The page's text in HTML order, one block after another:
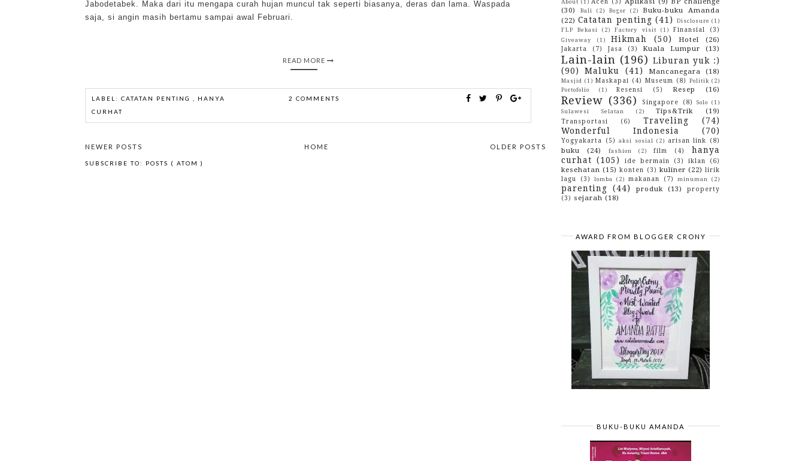
Jabodetabek. Maka dari itu mengapa curah hujan muncul tak seperti biasanya, deras dan lama. Waspada
saja, si angin masih bertamu sampai awal Februari.
READ MORE
LABEL: CATATAN PENTING
HANYA
CURHAT
2 COMMENTS
NEWER POSTS OLDER POSTS
HOME
SUBSCRIBE TO: POSTS ( ATOM )
About (1)
(30)
Bali (2) Bogor (2)
Buku-buku Amanda
(22) Catatan penting (41) Disclosure (1)
FLP Bekasi
(2) Factory visit (1) Finansial (3)
Giveaway (1) Hikmah (50) Hotel (26)
Jakarta (7) Jasa (3) Kuala Lumpur (13)
Lain-lain (196) Liburan yuk :)
(90)
Maluku (41) Mancanegara (18)
Masjid (1) Maskapai (4) Museum (8) Politik (2)
Portofolio
(1) Resensi (5) Resep (16)
Review (336) Singapore (8) Solo
(1)
Sulawesi Selatan
(2) Tips&Trik (19)
Transportasi (6) Traveling
(74)
Wonderful Indonesia
(70)
Yogyakarta (5) aksi sosial (2) arisan link (8)
buku (24) fashion (2) film (4)
hanya
curhat (105) ide bermain (3) iklan (6)
kesehatan (15) konten (3) kuliner (22) lirik
lagu
(3) lomba (2) makanan (7) minuman (2)
parenting (44) produk (13)
property
(3) sejarah (18)
AWARD FROM BLOGGER CRONY
BUKU-BUKU AMANDA